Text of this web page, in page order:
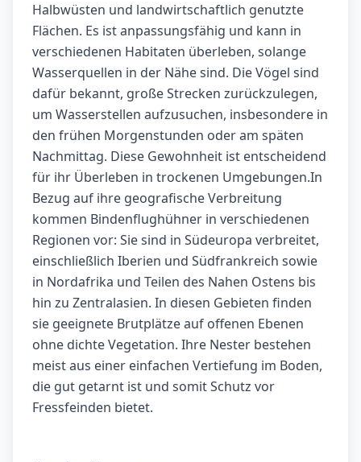
Halbwüsten und landwirtschaftlich genutzte
Flächen. Es ist anpassungsfähig und kann in
verschiedenen Habitaten überleben, solange
Wasserquellen in der Nähe sind. Die Vögel sind
dafür bekannt, große Strecken zurückzulegen,
um Wasserstellen aufzusuchen, insbesondere in
den frühen Morgenstunden oder am späten
Nachmittag. Diese Gewohnheit ist entscheidend
für ihr Überleben in trockenen Umgebungen.In
Bezug auf ihre geografische Verbreitung
kommen Bindenflughühner in verschiedenen
Regionen vor: Sie sind in Südeuropa verbreitet,
einschließlich Iberien und Südfrankreich sowie
in Nordafrika und Teilen des Nahen Ostens bis
hin zu Zentralasien. In diesen Gebieten finden
sie geeignete Brutplätze auf offenen Ebenen
ohne dichte Vegetation. Ihre Nester bestehen
meist aus einer einfachen Vertiefung im Boden,
die gut getarnt ist und somit Schutz vor
Fressfeinden bietet.